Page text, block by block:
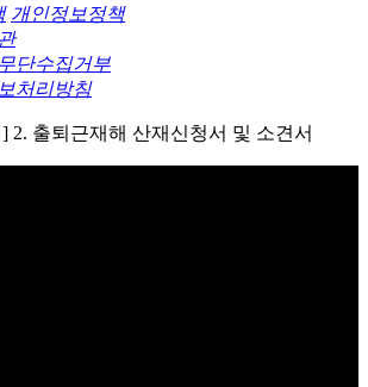
개인정보정책
단수집거부
처리방침
2. 출퇴근재해 산재신청서 및 소견서